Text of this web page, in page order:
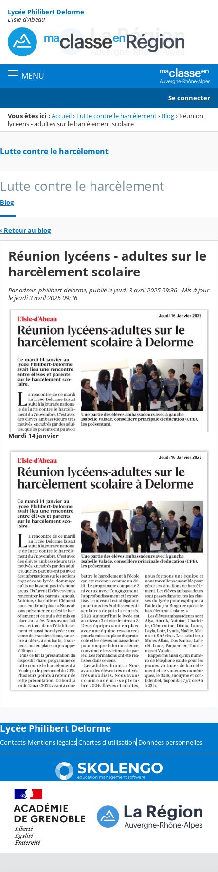
Menu de la rubrique
Contenu
Lycée Philibert Delorme
L'Isle-d'Abeau
MENU
Se connecter
Vous êtes ici : Accueil› Lutte contre le harcèlement› Blog› Réunion
lycéens - adultes sur le harcèlement scolaire
Lutte contre le harcèlement
Lutte contre le harcèlement
Blog
‹ Retour au blog
Réunion lycéens - adultes sur le
harcèlement scolaire
Par admin philibert-delorme, publié le jeudi 3 avril 2025 09:36 - Mis à jour
le jeudi 3 avril 2025 09:36
Mardi 14 janvier
Lycée Philibert Delorme
Contacts Mentions légales Chartes d'utilisation Données personnelles